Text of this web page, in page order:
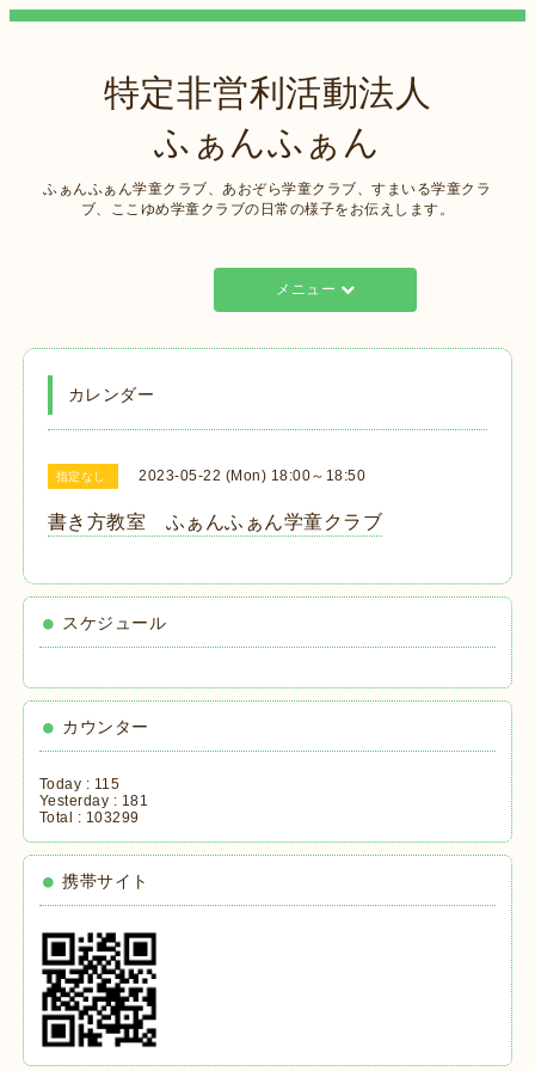
特定非営利活動法人
ふぁんふぁん
ふぁんふぁん学童クラブ、あおぞら学童クラブ、すまいる学童クラ
ブ、ここゆめ学童クラブの日常の様子をお伝えします。
メニュー
カレンダー
指定なし 2023-05-22 (Mon) 18:00～18:50
書き方教室 ふぁんふぁん学童クラブ
スケジュール
カウンター
Today : 115
Yesterday : 181
Total : 103299
携帯サイト